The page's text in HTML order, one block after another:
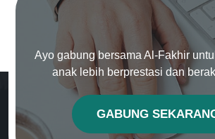
Ayo gabung bersama Al-Fakhir
anak lebih berprestasi dan
GABUNG